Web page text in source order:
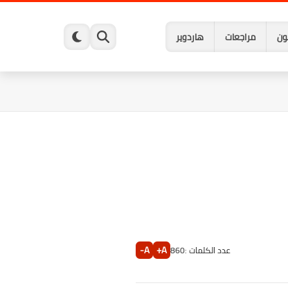
مراجعات هاردوير
عدد الكلمات :860
A+
A-